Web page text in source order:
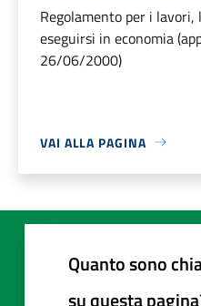
Regolamento per i
eseguirsi in economia
26/06/2000)
VAI ALLA PAGINA
Quanto sono
su questa